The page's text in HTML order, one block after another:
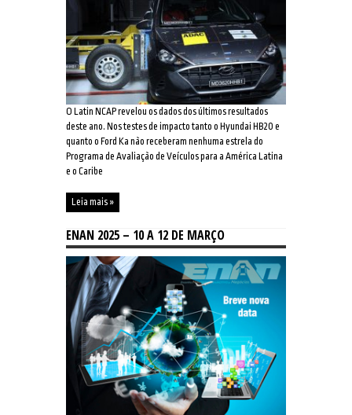
O Latin NCAP revelou os dados dos últimos resultados
deste ano. Nos testes de impacto tanto o Hyundai HB20 e
quanto o Ford Ka não receberam nenhuma estrela do
Programa de Avaliação de Veículos para a América Latina
e o Caribe
Leia mais »
ENAN 2025 – 10 A 12 DE MARÇO